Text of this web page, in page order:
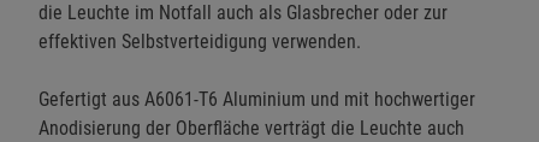
die Leuchte im Notfall auch als Glasbrecher oder zur
effektiven Selbstverteidigung verwenden.
Gefertigt aus A6061-T6 Aluminium und mit hochwertiger
Anodisierung der Oberfläche verträgt die Leuchte auch